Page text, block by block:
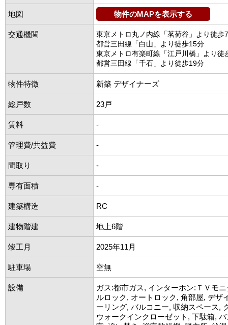
地図 物件のMAPを表示する
交通機関
東京メトロ丸ノ内線「茗荷谷」より徒歩
都営三田線「白山」より徒歩15分
東京メトロ有楽町線「江戸川橋」より徒
都営三田線「千石」より徒歩19分
物件特徴 新築 デザイナーズ
総戸数 23戸
賃料 -
管理費/共益費 -
間取り -
専有面積 -
建築構造 RC
建物階建 地上6階
竣工月 2025年11月
駐車場 空無
設備
ガス:都市ガス, インターホン:ＴＶモ
ルロック, オートロック, 角部屋, デザ
ーリング, バルコニー, 収納スペース,
ウォークインクローゼット, 下駄箱,